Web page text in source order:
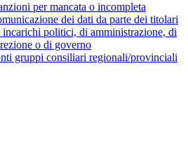
per mancata o incompleta
dei dati da parte dei titolari
incarichi politici, di amministrazione, di
o di governo
gruppi consiliari regionali/provinciali